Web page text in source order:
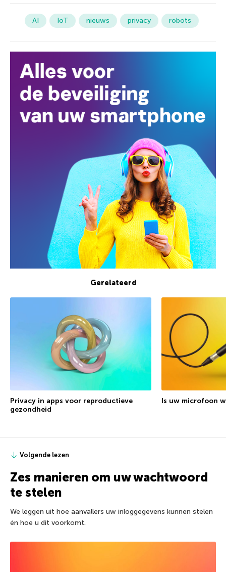
AI IoT nieuws privacy robots
Gerelateerd
Privacy in apps voor reproductieve
gezondheid
Is uw microfoon
Volgende lezen
Zes manieren om uw wachtwoord
te stelen
We leggen uit hoe aanvallers uw inloggegevens kunnen stelen
én hoe u dit voorkomt.